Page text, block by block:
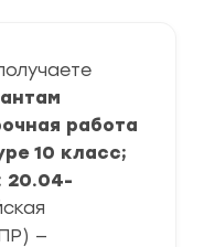
работа
10 класс;
20.04-
—